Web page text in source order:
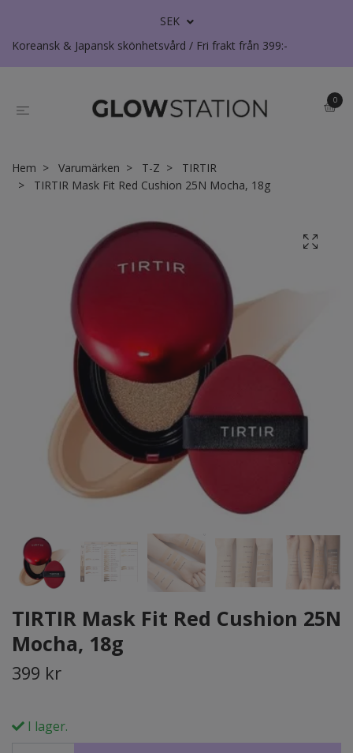
SEK
Koreansk & Japansk skönhetsvård / Fri frakt från 399:-
0
Hem Varumärken T-Z
TIRTIR
TIRTIR Mask Fit Red Cushion 25N Mocha, 18g
TIRTIR Mask Fit Red Cushion 25N
Mocha, 18g
399 kr
I lager.